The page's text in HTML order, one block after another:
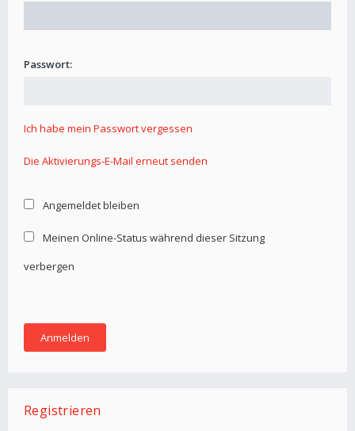
Passwort:
Ich habe mein Passwort vergessen
Die Aktivierungs-E-Mail erneut senden
Angemeldet bleiben
Meinen Online-Status während dieser Sitzung
verbergen
Registrieren